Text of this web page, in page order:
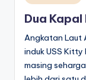
in
Dua Kapal
Angkatan Laut
induk USS Kitty
masing